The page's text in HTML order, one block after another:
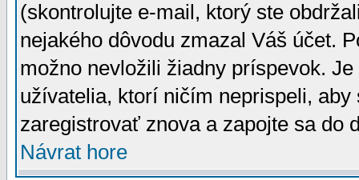
(skontrolujte e-mail, ktorý ste
nejakého dôvodu zmazal Váš účet.
možno nevložili žiadny príspevok.
užívatelia, ktorí ničím neprispeli,
zaregistrovať znova a zapojte sa do
Návrat hore